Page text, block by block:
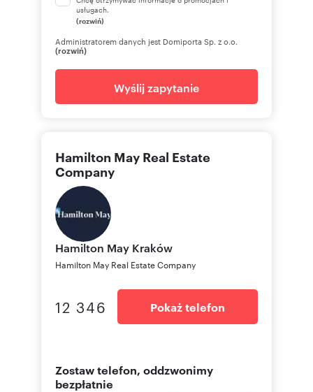
Numer oferty: 22895
usługach.
(rozwiń)
Administratorem danych jest Domiporta Sp. z o.o.
(rozwiń)
Wyślij zapytanie
Hamilton May Real Estate
Company
Hamilton May Kraków
Hamilton May Real Estate Company
12 346 Pokaż telefon
Zostaw telefon, oddzwonimy
bezpłatnie